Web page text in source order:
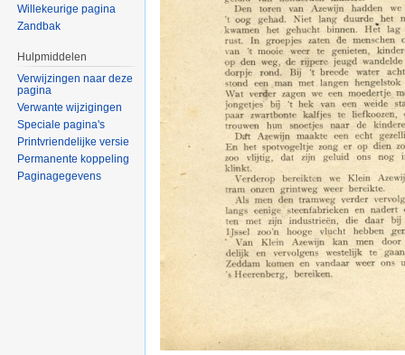
Willekeurige pagina
Zandbak
Hulpmiddelen
Verwijzingen naar deze
pagina
Verwante wijzigingen
Speciale pagina's
Printvriendelijke versie
Permanente koppeling
Paginagegevens